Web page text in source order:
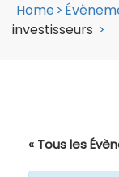
Home>
investisseurs >
« Tous les